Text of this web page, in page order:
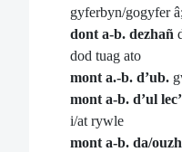
gyferbyn/gogyfer
dont a-b. dezhañ
dod tuag ato
mont a.-b. d’ub.
mont a-b. d’ul
i/at rywle
mont a-b. da/